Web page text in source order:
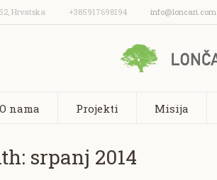
Hrvatska +385917698194 info@loncari.com
O nama Projekti Misija
srpanj 2014